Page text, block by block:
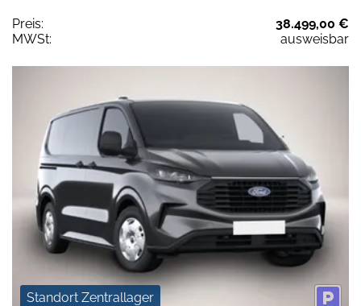
Preis:
38.499,00 €
MWSt:
ausweisbar
Standort Zentrallager